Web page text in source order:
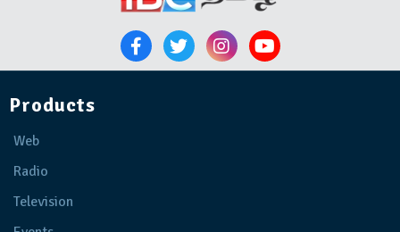
Products
Web
Radio
Television